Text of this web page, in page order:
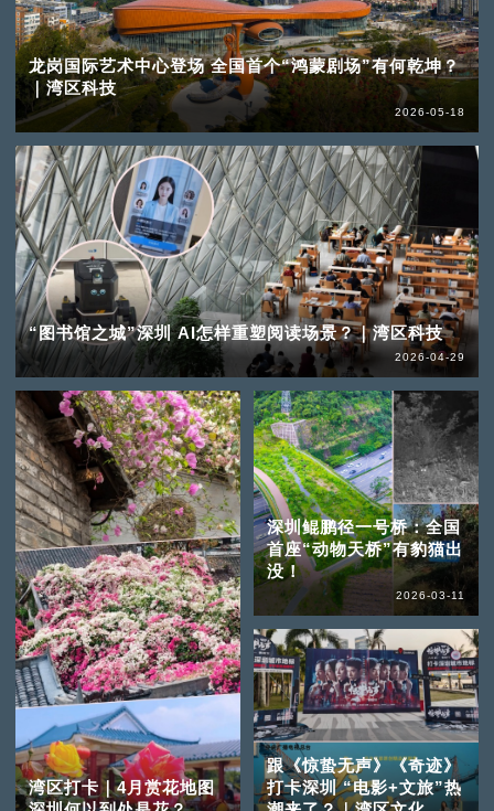
龙岗国际艺术中心登场 全国首个“鸿蒙剧场”有何乾坤？
｜湾区科技
2026-05-18
“图书馆之城”深圳 AI怎样重塑阅读场景？｜湾区科技
2026-04-29
湾区打卡｜4月赏花地图
深圳鲲鹏径一号桥：全国
首座“动物天桥”有豹猫出
没！
2026-03-11
跟《惊蛰无声》《奇迹》
打卡深圳 “电影+文旅”热